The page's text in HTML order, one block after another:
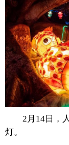
港澳
科技
图片
旅游
2月14日，人
灯。